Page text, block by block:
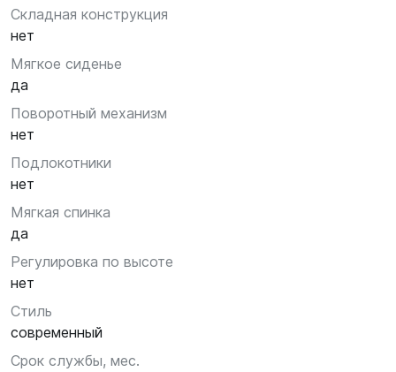
Складная конструкция
нет
Мягкое сиденье
да
Поворотный механизм
нет
Подлокотники
нет
Мягкая спинка
да
Регулировка по высоте
нет
Стиль
современный
Срок службы, мес.